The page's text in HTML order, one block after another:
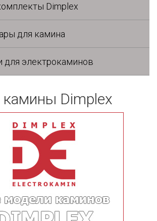
Dimplex
для камина
для электрокаминов
камины Dimplex